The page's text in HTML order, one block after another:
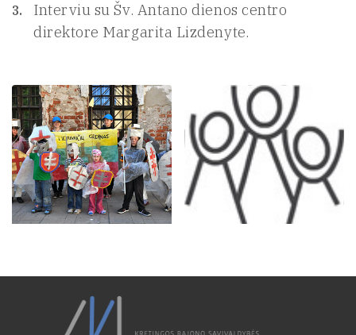
Interviu su Šv. Antano dienos centro
direktore Margarita Lizdenyte.